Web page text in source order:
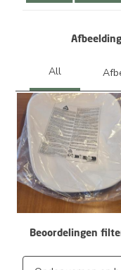
Beoordelingen
Onderwerpen en